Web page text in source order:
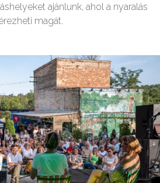
ajánlunk, ahol a nyaralás
magát.